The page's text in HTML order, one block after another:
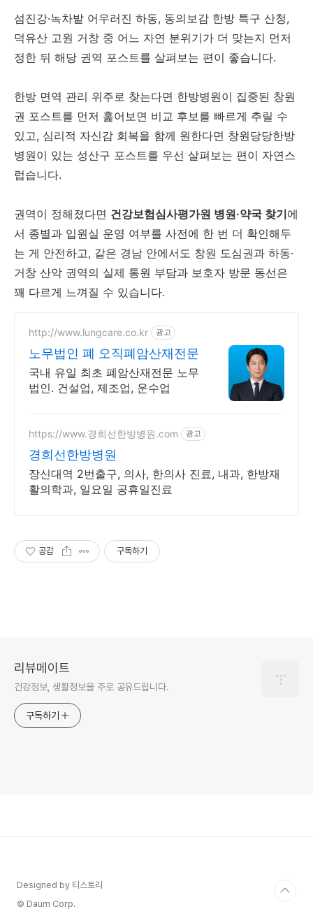
섬진강·녹차밭 어우러진 하동, 동의보감 한방 특구 산청,
덕유산 고원 거창 중 어느 자연 분위기가 더 맞는지 먼저
정한 뒤 해당 권역 포스트를 살펴보는 편이 좋습니다.
한방 면역 관리 위주로 찾는다면 한방병원이 집중된 창원
권 포스트를 먼저 훑어보면 비교 후보를 빠르게 추릴 수
있고, 심리적 자신감 회복을 함께 원한다면 창원당당한방
병원이 있는 성산구 포스트를 우선 살펴보는 편이 자연스
럽습니다.
권역이 정해졌다면 건강보험심사평가원 병원·약국 찾기에
서 종별과 입원실 운영 여부를 사전에 한 번 더 확인해두
는 게 안전하고, 같은 경남 안에서도 창원 도심권과 하동·
거창 산악 권역의 실제 통원 부담과 보호자 방문 동선은
꽤 다르게 느껴질 수 있습니다.
http://www.lungcare.co.kr 광고
노무법인 폐 오직폐암산재전문
국내 유일 최초 폐암산재전문 노무
법인. 건설업, 제조업, 운수업
https://www.경희선한방병원.com 광고
경희선한방병원
장신대역 2번출구, 의사, 한의사 진료, 내과, 한방재
활의학과, 일요일 공휴일진료
공감 구독하기
리뷰메이트
건강정보, 생활정보을 주로 공유드립니다.
구독하기
Designed by 티스토리
© Daum Corp.